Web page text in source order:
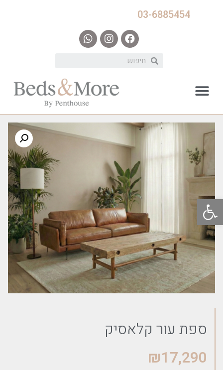
פתח סרגל נגישות
03-6885454
ספת עור קלאסיק
₪17,290